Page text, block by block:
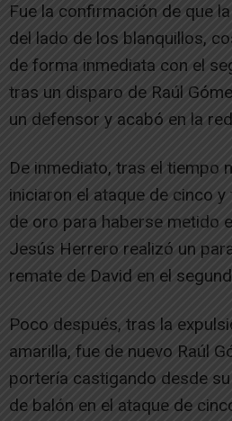
Fue la confirmación de que
del lado de los blanquillos,
de forma inmediata con el
tras un disparo de Raúl
un defensor y acabó en la
De inmediato, tras el tiempo
iniciaron el ataque de cinco
de oro para haberse metido
Jesús Herrero realizó un
remate de David en el
Poco después, tras la
amarilla, fue de nuevo Raúl
portería castigando desde
de balón en el ataque de